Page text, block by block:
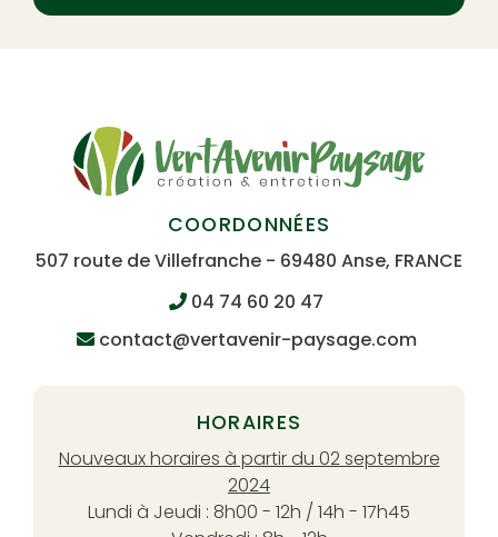
COORDONNÉES
507 route de Villefranche - 69480 Anse, FRANCE
04 74 60 20 47
contact@vertavenir-paysage.com
HORAIRES
Nouveaux horaires à partir du 02 septembre
2024
Lundi à Jeudi : 8h00 - 12h / 14h - 17h45